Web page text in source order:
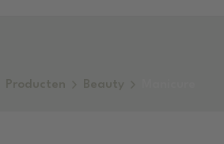
Producten Beauty